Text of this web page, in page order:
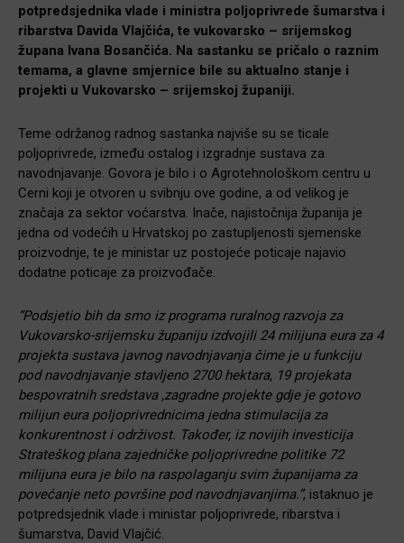
potpredsjednika vlade i ministra poljoprivrede šumarstva i
ribarstva Davida Vlajčića, te vukovarsko – srijemskog
župana Ivana Bosančića. Na sastanku se pričalo o raznim
temama, a glavne smjernice bile su aktualno stanje i
projekti u Vukovarsko – srijemskoj županiji.
Teme održanog radnog sastanka najviše su se ticale
poljoprivrede, između ostalog i izgradnje sustava za
navodnjavanje. Govora je bilo i o Agrotehnološkom centru u
Cerni koji je otvoren u svibnju ove godine, a od velikog je
značaja za sektor voćarstva. Inače, najistočnija županija je
jedna od vodećih u Hrvatskoj po zastupljenosti sjemenske
proizvodnje, te je ministar uz postojeće poticaje najavio
dodatne poticaje za proizvođače.
“Podsjetio bih da smo iz programa ruralnog razvoja za
Vukovarsko-srijemsku županiju izdvojili 24 milijuna eura za 4
projekta sustava javnog navodnjavanja čime je u funkciju
pod navodnjavanje stavljeno 2700 hektara, 19 projekata
bespovratnih sredstava ,zagradne projekte gdje je gotovo
milijun eura poljoprivrednicima jedna stimulacija za
konkurentnost i održivost. Također, iz novijih investicija
Strateškog plana zajedničke poljoprivredne politike 72
milijuna eura je bilo na raspolaganju svim županijama za
povećanje neto površine pod navodnjavanjima.”, istaknuo je
potpredsjednik vlade i ministar poljoprivrede, ribarstva i
šumarstva, David Vlajčić.